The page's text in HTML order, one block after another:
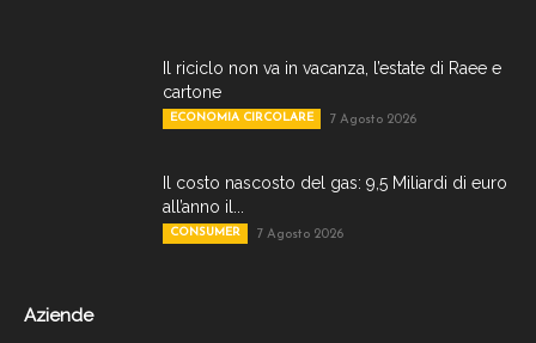
Il riciclo non va in vacanza, l’estate di Raee e
cartone
ECONOMIA CIRCOLARE 7 Agosto 2026
Il costo nascosto del gas: 9,5 Miliardi di euro
all’anno il...
CONSUMER 7 Agosto 2026
Aziende